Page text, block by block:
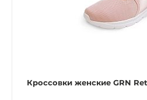
Кроссовки женские GRN